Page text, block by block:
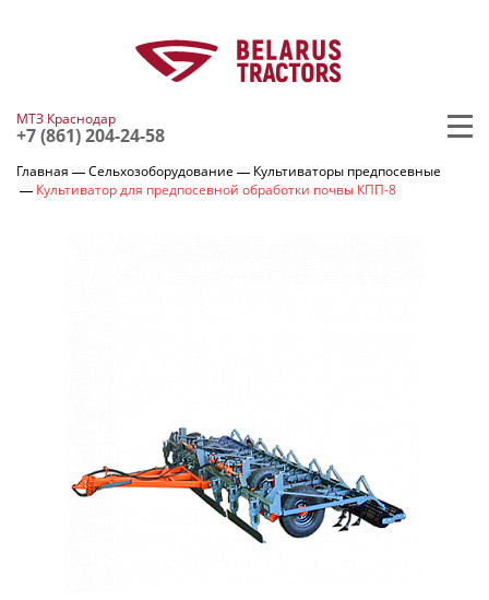
МТЗ Краснодар
+7 (861) 204-24-58
Главная Сельхозоборудование
Культиваторы предпосевные
Культиватор для предпосевной обработки почвы КПП-8